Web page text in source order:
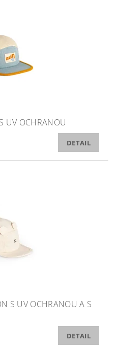
UV OCHRANOU
DETAIL
S UV OCHRANOU A S
DETAIL